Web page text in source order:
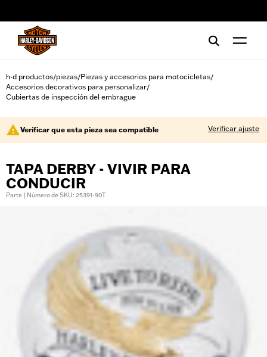
h-d productos/piezas/Piezas y accesorios para motocicletas/
Accesorios decorativos para personalizar/
Cubiertas de inspección del embrague
Verificar que esta pieza sea compatible Verificar ajuste
TAPA DERBY - VIVIR PARA
CONDUCIR
Parte | Número de SKU: 25391-90T